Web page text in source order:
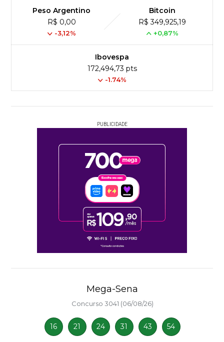
Peso Argentino
R$ 0,00
-3,12%
Bitcoin
R$ 349,925,19
+0,87%
Ibovespa
172,494,73 pts
-1.74%
PUBLICIDADE
Mega-Sena
Concurso 3041 (06/08/26)
16 21 24 31 43 54